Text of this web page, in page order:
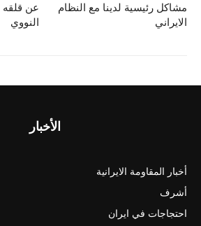
عن قلقه
النووي
مشاكل رئيسية لدينا مع النظام
الايراني
الأخبار
أخبار المقاومة الايرانية
أشرف
احتجاجات في ايران